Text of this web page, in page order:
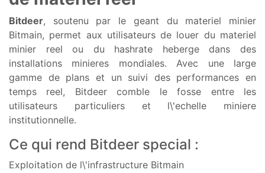
Bitdeer, soutenu par le geant du materiel minier
Bitmain, permet aux utilisateurs de louer du materiel
minier reel ou du hashrate heberge dans des
installations minieres mondiales. Avec une large
gamme de plans et un suivi des performances en
temps reel, Bitdeer comble le fosse entre les
utilisateurs particuliers et l\'echelle miniere
institutionnelle.
Ce qui rend Bitdeer special :
Exploitation de l\'infrastructure Bitmain